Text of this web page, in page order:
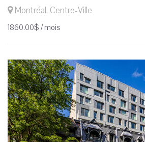
Montréal, Centre-Ville
1860.00$ / mois